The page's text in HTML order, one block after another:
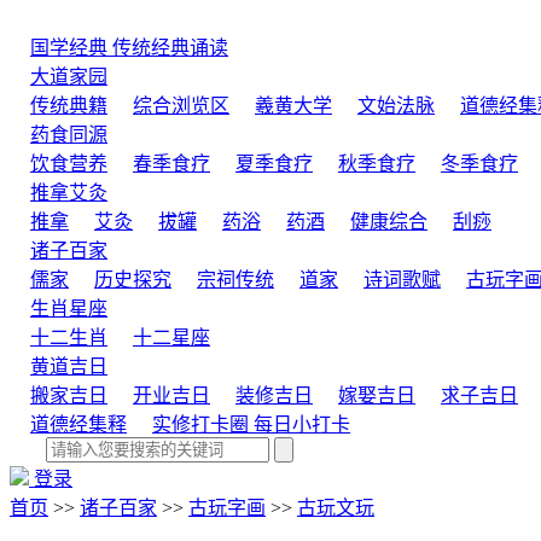
国学经典 传统经典诵读
大道家园
传统典籍
综合浏览区 羲黄大学 文始法脉
道德经集
药食同源
饮食营养
春季食疗 夏季食疗 秋季食疗 冬季食疗
推拿艾灸
推拿
艾灸 拔罐 药浴 药酒 健康综合
刮痧
诸子百家
儒家
历史探究 宗祠传统 道家 诗词歌赋 古玩字画
生肖星座
十二生肖
十二星座
黄道吉日
搬家吉日
开业吉日 装修吉日 嫁娶吉日
求子吉日
道德经集释
实修打卡圈 每日小打卡
登录
首页 >> 诸子百家 >> 古玩字画 >> 古玩文玩